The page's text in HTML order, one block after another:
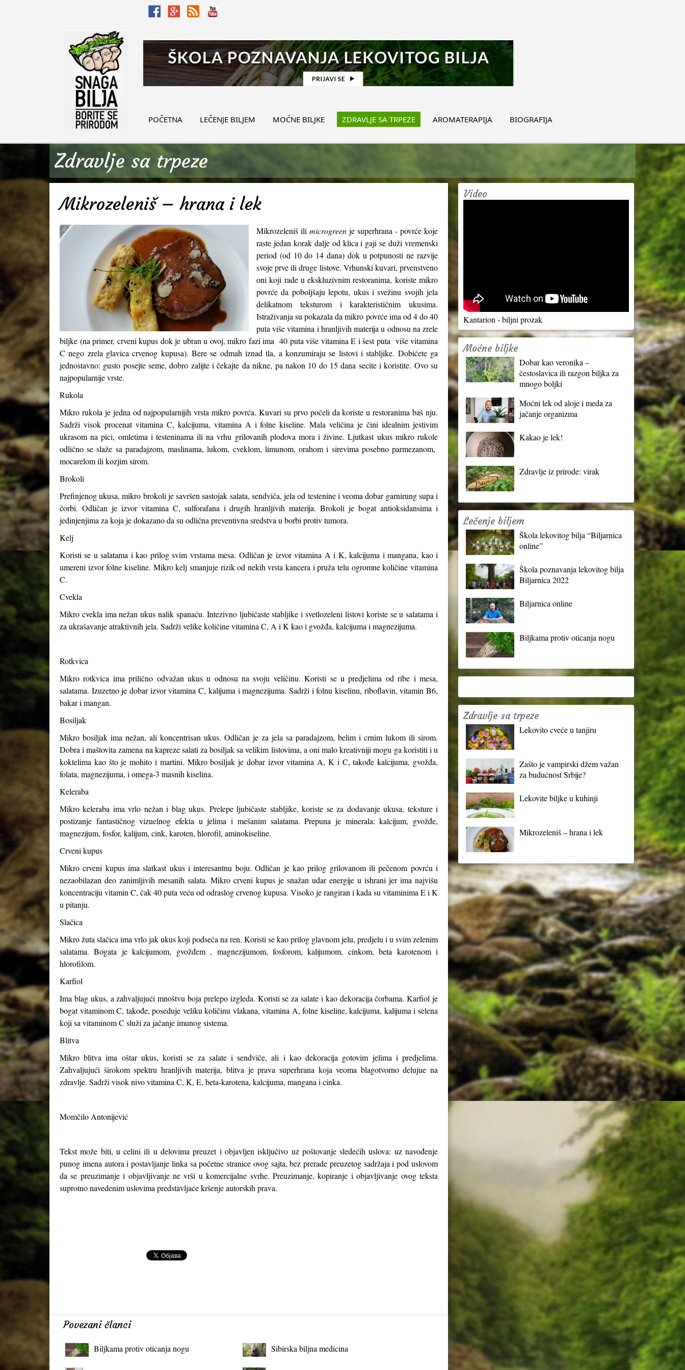
POČETNA LEČENJE BILJEM MOĆNE BILJKE ZDRAVLJE SA TRPEZE AROMATERAPIJA BIOGRAFIJA
Zdravlje sa trpeze
Mikrozeleniš – hrana i lek
Mikrozeleniš ili microgreen je superhrana - povrće koje
raste jedan korak dalje od klica i gaji se duži vremenski
period (od 10 do 14 dana) dok u potpunosti ne razvije
svoje prve ili druge listove. Vrhunski kuvari, prvenstveno
oni koji rade u ekskluzivnim restoranima, koriste mikro
povrće da poboljšaju lepotu, ukus i svežinu svojih jela
delikatnom teksturom i karakterističnim ukusima.
Istraživanja su pokazala da mikro povrće ima od 4 do 40
puta više vitamina i hranljivih materija u odnosu na zrele
biljke (na primer, crveni kupus dok je ubran u ovoj, mikro fazi ima 40 puta više vitamina E i šest puta više vitamina
C nego zrela glavica crvenog kupusa). Bere se odmah iznad tla, a konzumiraju se listovi i stabljike. Dobićete ga
jednostavno: gusto posejte seme, dobro zalijte i čekajte da nikne, pa nakon 10 do 15 dana secite i koristite. Ovo su
najpopularnije vrste.
Rukola
Mikro rukola je jedna od najpopularnijih vrsta mikro povrća. Kuvari su prvo počeli da koriste u restoranima baš nju.
Sadrži visok procenat vitamina C, kalcijuma, vitamina A i folne kiseline. Mala veličina je čini idealnim jestivim
ukrasom na pici, omletima i testeninama ili na vrhu grilovanih plodova mora i živine. Ljutkast ukus mikro rukole
odlično se slaže sa paradajzom, maslinama, lukom, cveklom, limunom, orahom i sirevima posebno parmezanom,
mocarelom ili kozjim sirom.
Brokoli
Prefinjenog ukusa, mikro brokoli je savršen sastojak salata, sendviča, jela od testenine i veoma dobar garnirung supa i
čorbi. Odličan je izvor vitamina C, sulforafana i drugih hranljivih materija. Brokoli je bogat antioksidansima i
jedinjenjima za koja je dokazano da su odlična preventivna sredstva u borbi protiv tumora.
Kelj
Koristi se u salatama i kao prilog svim vrstama mesa. Odličan je izvor vitamina A i K, kalcijuma i mangana, kao i
umereni izvor folne kiseline. Mikro kelj smanjuje rizik od nekih vrsta kancera i pruža telu ogromne količine vitamina
C.
Cvekla
Mikro cvekla ima nežan ukus nalik spanaću. Intezivno ljubičaste stabljike i svetlozeleni listovi koriste se u salatama i
za ukrašavanje atraktivnih jela. Sadrži velike količine vitamina C, A i K kao i gvožđa, kalcijuma i magnezijuma.
Rotkvica
Mikro rotkvica ima prilično odvažan ukus u odnosu na svoju veličinu. Koristi se u predjelima od ribe i mesa,
salatama. Izuzetno je dobar izvor vitamina C, kalijuma i magnezijuma. Sadrži i folnu kiselinu, riboflavin, vitamin B6,
bakar i mangan.
Bosiljak
Mikro bosiljak ima nežan, ali koncentrisan ukus. Odličan je za jela sa paradajzom, belim i crnim lukom ili sirom.
Dobra i maštovita zamena na kapreze salati za bosiljak sa velikim listovima, a oni malo kreativniji mogu ga koristiti i u
koktelima kao što je mohito i martini. Mikro bosiljak je dobar izvor vitamina A, K i C, takođe kalcijuma, gvožđa,
folata, magnezijuma, i omega-3 masnih kiselina.
Keleraba
Mikro keleraba ima vrlo nežan i blag ukus. Prelepe ljubičaste stabljike, koriste se za dodavanje ukusa, teksture i
postizanje fantastičnog vizuelnog efekta u jelima i mešanim salatama. Prepuna je minerala: kalcijum, gvožđe,
magnezijum, fosfor, kalijum, cink, karoten, hlorofil, aminokiseline.
Crveni kupus
Mikro crveni kupus ima slatkast ukus i interesantnu boju. Odličan je kao prilog grilovanom ili pečenom povrću i
nezaobilazan deo zanimljivih mesanih salata. Mikro crveni kupus je snažan udar energije u ishrani jer ima najvišu
koncentraciju vitamin C, čak 40 puta veću od odraslog crvenog kupusa. Visoko je rangiran i kada su vitaminima E i K
u pitanju.
Slačica
Mikro žuta slačica ima vrlo jak ukus koji podseća na ren. Koristi se kao prilog glavnom jelu, predjelu i u svim zelenim
salatama. Bogata je kalcijumom, gvožđem , magnezijumom, fosforom, kalijumom, cinkom, beta karotenom i
hlorofilom.
Karfiol
Ima blag ukus, a zahvaljujući mnoštvu boja prelepo izgleda. Koristi se za salate i kao dekoracija čorbama. Karfiol je
bogat vitaminom C, takođe, poseduje veliku količinu vlakana, vitamina A, folne kiseline, kalcijuma, kalijuma i selena
koji sa vitaminom C služi za jačanje imunog sistema.
Blitva
Mikro blitva ima oštar ukus, koristi se za salate i sendviče, ali i kao dekoracija gotovim jelima i predjelima.
Zahvaljujući širokom spektru hranljivih materija, blitva je prava superhrana koja veoma blagotvorno delujue na
zdravlje. Sadrži visok nivo vitamina C, K, E, beta-karotena, kalcijuma, mangana i cinka.
Momčilo Antonijević
Tekst može biti, u celini ili u delovima preuzet i objavljen isključivo uz poštovanje sledećih uslova: uz navođenje
punog imena autora i postavljanje linka sa početne stranice ovog sajta, bez prerade preuzetog sadržaja i pod uslovom
da se preuzimanje i objavljivanje ne vrši u komercijalne svrhe. Preuzimanje, kopiranje i objavljivanje ovog teksta
suprotno navedenim uslovima predstavljaće kršenje autorskih prava.
Povezani članci
Biljkama protiv oticanja nogu Sibirska biljna medicina
Video
Kantarion - biljni prozak
Moćne biljke
Dobar kao veronika –
čestoslavica ili razgon biljka za
mnogo boljki
Moćni lek od aloje i meda za
jačanje organizma
Kakao je lek!
Zdravlje iz prirode: virak
Lečenje biljem
Škola lekovitog bilja “Biljarnica
online”
Škola poznavanja lekovitog bilja
Biljarnica 2022
Biljarnica online
Biljkama protiv oticanja nogu
Zdravlje sa trpeze
Lekovito cveće u tanjiru
Zašto je vampirski džem važan
za budućnost Srbije?
Lekovite biljke u kuhinji
Mikrozeleniš – hrana i lek